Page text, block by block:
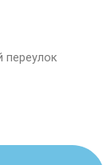
переулок